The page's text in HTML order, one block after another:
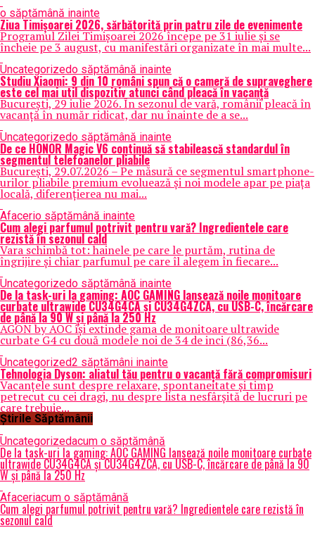
o săptămână inainte
Ziua Timișoarei 2026, sărbătorită prin patru zile de evenimente
Programul Zilei Timișoarei 2026 începe pe 31 iulie și se
încheie pe 3 august, cu manifestări organizate în mai multe...
Uncategorizedo săptămână inainte
Studiu Xiaomi: 9 din 10 români spun că o cameră de supraveghere
este cel mai util dispozitiv atunci când pleacă în vacanță
București, 29 iulie 2026. În sezonul de vară, românii pleacă în
vacanță în număr ridicat, dar nu înainte de a se...
Uncategorizedo săptămână inainte
De ce HONOR Magic V6 continuă să stabilească standardul în
segmentul telefoanelor pliabile
București, 29.07.2026 – Pe măsură ce segmentul smartphone-
urilor pliabile premium evoluează și noi modele apar pe piața
locală, diferențierea nu mai...
Afacerio săptămână inainte
Cum alegi parfumul potrivit pentru vară? Ingredientele care
rezistă în sezonul cald
Vara schimbă tot: hainele pe care le purtăm, rutina de
îngrijire și chiar parfumul pe care îl alegem în fiecare...
Uncategorizedo săptămână inainte
De la task-uri la gaming: AOC GAMING lansează noile monitoare
curbate ultrawide CU34G4CA și CU34G4ZCA, cu USB-C, încărcare
de până la 90 W și până la 250 Hz
AGON by AOC își extinde gama de monitoare ultrawide
curbate G4 cu două modele noi de 34 de inci (86,36...
Uncategorized2 săptămâni inainte
Tehnologia Dyson: aliatul tău pentru o vacanță fără compromisuri
Vacanțele sunt despre relaxare, spontaneitate și timp
petrecut cu cei dragi, nu despre lista nesfârșită de lucruri pe
care trebuie...
Știrile Săptămânii
Uncategorizedacum o săptămână
De la task-uri la gaming: AOC GAMING lansează noile monitoare curbate
ultrawide CU34G4CA și CU34G4ZCA, cu USB-C, încărcare de până la 90
W și până la 250 Hz
Afaceriacum o săptămână
Cum alegi parfumul potrivit pentru vară? Ingredientele care rezistă în
sezonul cald